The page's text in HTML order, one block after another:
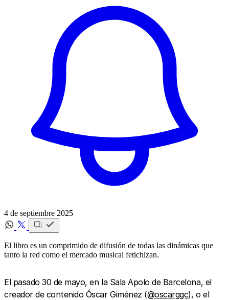
4 de septiembre 2025
El libro es un comprimido de difusión de todas las dinámicas que
tanto la red como el mercado musical fetichizan.
El pasado 30 de mayo, en la Sala Apolo de Barcelona, el
creador de contenido Óscar Giménez (@oscarggc), o el